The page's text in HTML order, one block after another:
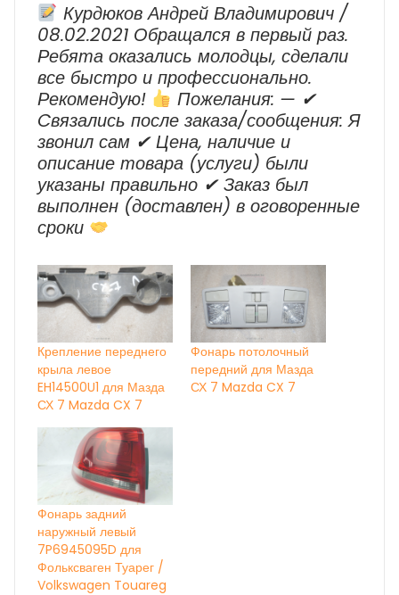
Курдюков Андрей Владимирович /
08.02.2021 Обращался в первый раз.
Ребята оказались молодцы, сделали
все быстро и профессионально.
Рекомендую!
Пожелания: — ✔
Cвязались после заказа/сообщения: Я
звонил сам ✔ Цена, наличие и
описание товара (услуги) были
указаны правильно ✔ Заказ был
выполнен (доставлен) в оговоренные
сроки
Крепление переднего
крыла левое
EH14500U1 для Мазда
СХ 7 Mazda CX 7
Фонарь потолочный
передний для Мазда
СХ 7 Mazda CX 7
Фонарь задний
наружный левый
7P6945095D для
Фольксваген Туарег /
Volkswagen Touareg